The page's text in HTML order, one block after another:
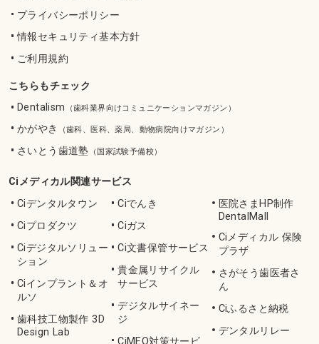
プライバシーポリシー
情報セキュリティ基本方針
ご利用規約
こちらもチェック
Dentalism
（歯科業界向けコミュニケーションマガジン）
かがやき （歯科、医科、薬局、動物病院向けマガジン）
さいとう歯道塾 （国家試験予備校）
Ciメディカル関連サービス
Ciデンタルタウン
Ciプロダクツ
Ciデジタルソリュー
ション
Ciインプラント＆オ
ルソ
歯科技工物製作 3D
Design Lab
Ciでんき
Ciガス
Ci文書保管サービス
貴金属リサイクル
サービス
デジタルサイネー
ジ
CiMEO対策サービ
医院さまHP制作
DentalMall
Ciメディカル 保険
プラザ
さがそう歯医者さ
ん
Ciふるさと納税
デンタルリレー